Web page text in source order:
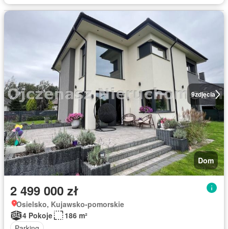
9zdjęcia
Dom
2 499 000 zł
Osielsko, Kujawsko-pomorskie
4 Pokoje
186 m²